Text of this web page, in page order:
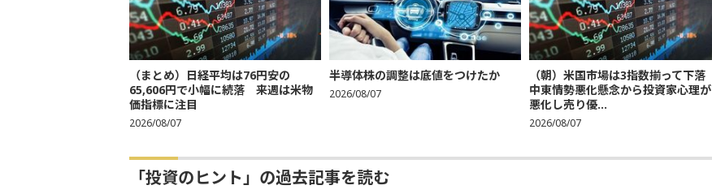
（まとめ）日経平均は76円安の
65,606円で小幅に続落 来週は米物
価指標に注目
2026/08/07
半導体株の調整は底値をつけたか
2026/08/07
（朝）米国市場は3指数揃って下落
中東情勢悪化懸念から投資家心理が
悪化し売り優...
2026/08/07
「投資のヒント」の過去記事を読む